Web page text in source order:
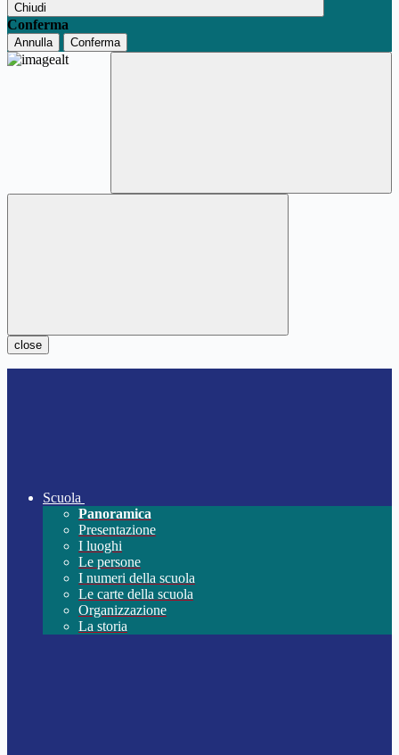
Chiudi
Conferma
Annulla Conferma
close
Scuola
Panoramica
Presentazione
I luoghi
Le persone
I numeri della scuola
Le carte della scuola
Organizzazione
La storia